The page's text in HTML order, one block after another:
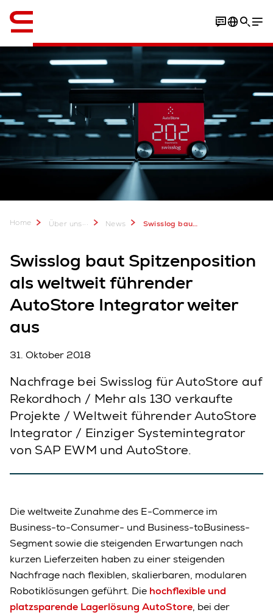
Home Über uns... News Swisslog baut Spitzenposition als weltweit führender AutoStore Integrator weiter aus
Swisslog baut Spitzenposition
als weltweit führender
AutoStore Integrator weiter
aus
31. Oktober 2018
Nachfrage bei Swisslog für AutoStore auf
Rekordhoch / Mehr als 130 verkaufte
Projekte / Weltweit führender AutoStore
Integrator / Einziger Systemintegrator
von SAP EWM und AutoStore.
Die weltweite Zunahme des E-Commerce im
Business-to-Consumer- und Business-toBusiness-
Segment sowie die steigenden Erwartungen nach
kurzen Lieferzeiten haben zu einer steigenden
Nachfrage nach flexiblen, skalierbaren, modularen
Robotiklösungen geführt. Die hochflexible und
platzsparende Lagerlösung AutoStore, bei der